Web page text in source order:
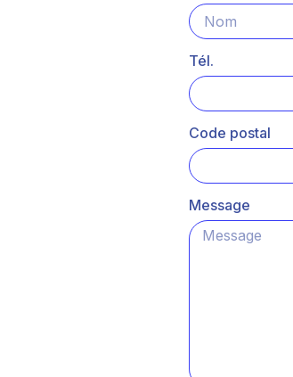
Tél.
Code postal
Message